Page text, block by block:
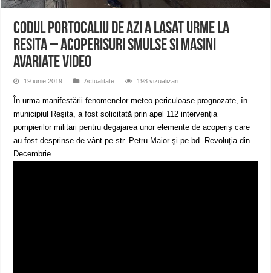
Codul portocaliu de azi a lasat urme la
Resita – Acoperisuri smulse si masini
avariate VIDEO
19 iunie 2019 Actualitate 198 vizualizari
În urma manifestării fenomenelor meteo periculoase prognozate, în
municipiul Reşita, a fost solicitată prin apel 112 intervenţia
pompierilor militari pentru degajarea unor elemente de acoperiş care
au fost desprinse de vânt pe str. Petru Maior şi pe bd. Revoluţia din
Decembrie.